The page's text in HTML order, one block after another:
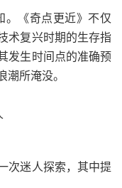
。《奇点更近》不仅
术复兴时期的生存指
发生时间点的准确预
所淹没。
次迷人探索，其中提